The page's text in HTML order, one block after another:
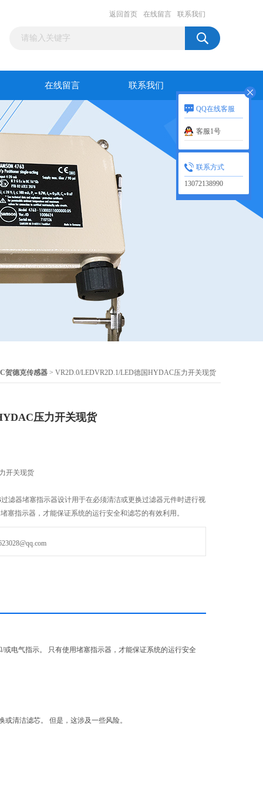
返回首页 在线留言 联系我们
在线留言 联系我们
贺德克传感器 > VR2D.0/LEDVR2D.1/LED德国HYDAC压力开关现货
压力开关现货
开关现货
滤器堵塞指示器设计用于在必须清洁或更换过滤器元件时进行视
塞指示器，才能保证系统的运行安全和滤芯的有效利用。
主要优点：
电气指示。 只有使用堵塞指示器，才能保证系统的运行安全
清洁滤芯。 但是，这涉及一些风险。
QQ在线客服
客服1号
联系方式
13072138990